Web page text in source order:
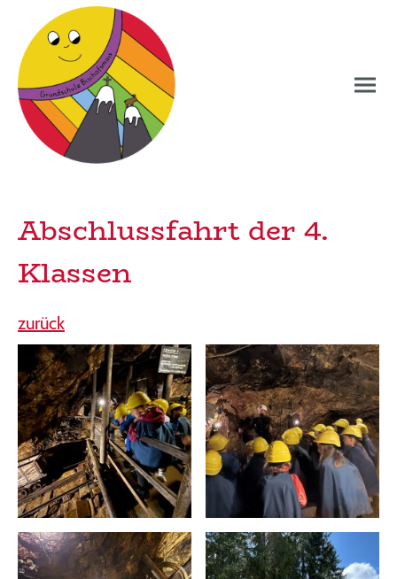
Abschlussfahrt der 4.
Klassen
zurück